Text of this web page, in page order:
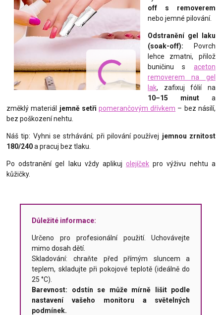
off s removerem
nebo jemné pilování.
Odstranění gel laku
(soak-off): Povrch
lehce zmatni, přilož
buničinu s aceton
removerem na gel
lak, zafixuj fólií na
10–15 minuta
změklý materiál jemně setři pomerančovým dřívkem – bez násilí,
bez poškození nehtu.
Náš tip: Vyhni se strhávání; při pilování používej jemnou zrnitost
180/240a pracuj bez tlaku.
Po odstranění gel laku vždy aplikujolejíček pro výživu nehtu a
kůžičky.
Důležité informace:
Určeno pro profesionální použití. Uchovávejte
mimo dosah dětí.
Skladování: chraňte před přímým sluncem a
teplem, skladujte při pokojové teplotě (ideálně do
25 °C).
Barevnost: odstín se může mírně lišit podle
nastavení vašeho monitoru a světelných
podmínek.